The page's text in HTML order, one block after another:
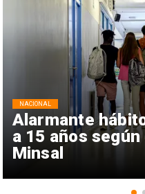
Alarmante
a 15 años
Minsal
NACIONAL